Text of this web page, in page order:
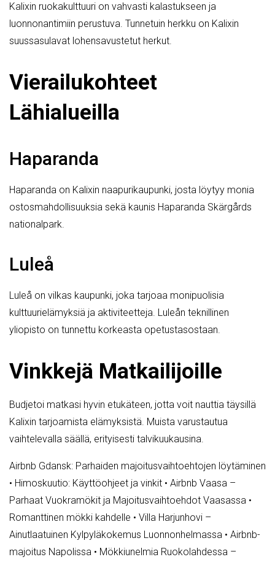
Kalixin ruokakulttuuri on vahvasti kalastukseen ja
luonnonantimiin perustuva. Tunnetuin herkku on Kalixin
suussasulavat lohensavustetut herkut.
Vierailukohteet
Lähialueilla
Haparanda
Haparanda on Kalixin naapurikaupunki, josta löytyy monia
ostosmahdollisuuksia sekä kaunis Haparanda Skärgårds
nationalpark.
Luleå
Luleå on vilkas kaupunki, joka tarjoaa monipuolisia
kulttuurielämyksiä ja aktiviteetteja. Luleån teknillinen
yliopisto on tunnettu korkeasta opetustasostaan.
Vinkkejä Matkailijoille
Budjetoi matkasi hyvin etukäteen, jotta voit nauttia täysillä
Kalixin tarjoamista elämyksistä. Muista varustautua
vaihtelevalla säällä, erityisesti talvikuukausina.
Airbnb Gdansk: Parhaiden majoitusvaihtoehtojen löytäminen
• Himoskuutio: Käyttöohjeet ja vinkit • Airbnb Vaasa –
Parhaat Vuokramökit ja Majoitusvaihtoehdot Vaasassa •
Romanttinen mökki kahdelle • Villa Harjunhovi –
Ainutlaatuinen Kylpyläkokemus Luonnonhelmassa • Airbnb-
majoitus Napolissa • Mökkiunelmia Ruokolahdessa –